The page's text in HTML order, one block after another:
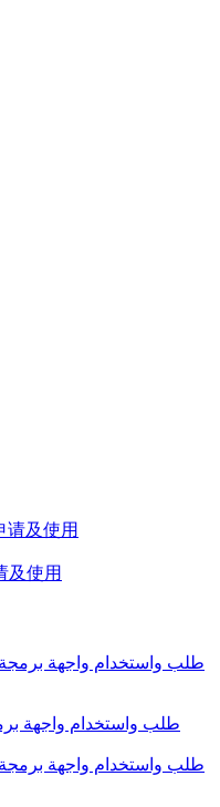
请及使用
及使用
طلب واستخدام واجهة
طلب واستخدام واجهة
طلب واستخدام واجهة